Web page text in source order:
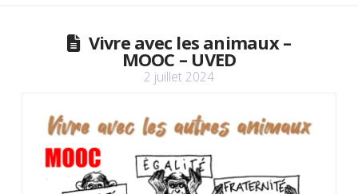
Vivre avec les animaux –
MOOC – UVED
2 juillet 2024